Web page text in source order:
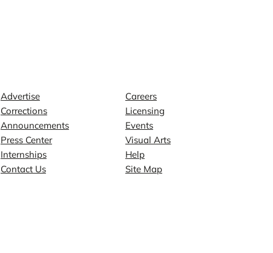
Advertise
Corrections
Announcements
Press Center
Internships
Contact Us
Careers
Licensing
Events
Visual Arts
Help
Site Map